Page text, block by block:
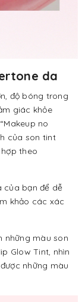
da
độ bóng trong
giác khỏe
no
của son tint
theo
của bạn để dễ
khảo các xác
những màu son
Glow Tint, nhìn
những màu